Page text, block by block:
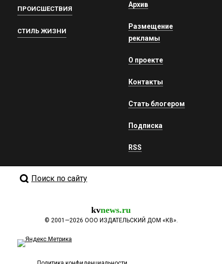
ПРОИСШЕСТВИЯ
СТИЛЬ ЖИЗНИ
Архив
Размещение
рекламы
О проекте
Контакты
Стать блогером
Подписка
RSS
Поиск по сайту
kvnews.ru
© 2001—2026 ООО ИЗДАТЕЛЬСКИЙ ДОМ «КВ».